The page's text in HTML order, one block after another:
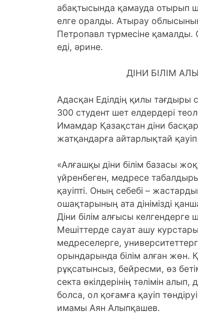
абақтысында қамауда отырып
елге оралды. Атырау
Петропавл түрмесіне қамалды.
еді, әрине.
ДІНИ БІЛІМ
Адасқан Еділдің қилы тағдыры
300 студент шет елдердері
Имамдар Қазақстан діни
жатқандарға айтарлықтай қауіп
«Алғашқы діни білім базасы
үйренбеген, медресе
қауіпті. Оның себебі –
ошақтарының ата дінімізді
Діни білім алғысы
Мешіттерде сауат ашу
медреселерге,
орындарында білім алған жөн.
рұқсатынсыз, бейресми, өз
секта өкілдерінің тәлімін
болса, ол қоғамға қауіп
имамы Аян Алыпқашев.